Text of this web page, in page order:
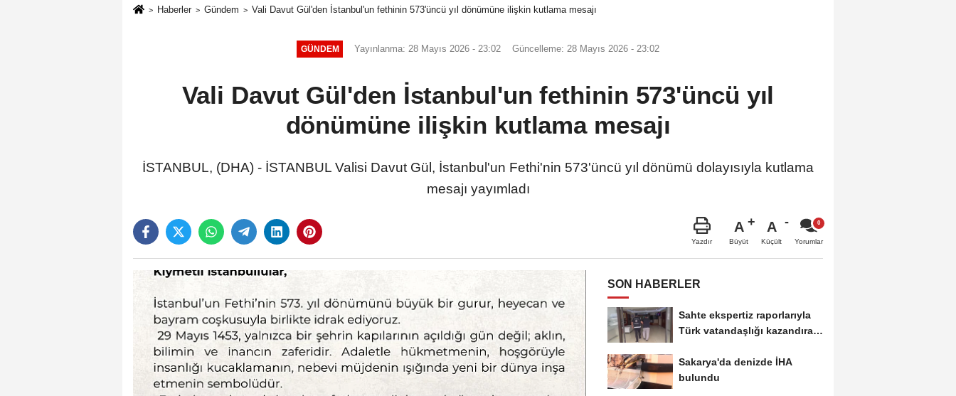
Haberler Gündem Vali Davut Gül'den İstanbul'un fethinin 573'üncü yıl dönümüne ilişkin kutlama mesajı
GÜNDEM Yayınlanma: 28 Mayıs 2026 - 23:02 Güncelleme: 28 Mayıs 2026 - 23:02
Vali Davut Gül'den İstanbul'un fethinin 573'üncü yıl
dönümüne ilişkin kutlama mesajı
İSTANBUL, (DHA) - İSTANBUL Valisi Davut Gül, İstanbul'un Fethi'nin 573'üncü yıl dönümü dolayısıyla kutlama
mesajı yayımladı
Yazdır
A
Büyüt
A
Küçült Yorumlar
SON HABERLER
Sahte ekspertiz raporlarıyla
Türk vatandaşlığı kazandıran
Sakarya'da denizde İHA
bulundu